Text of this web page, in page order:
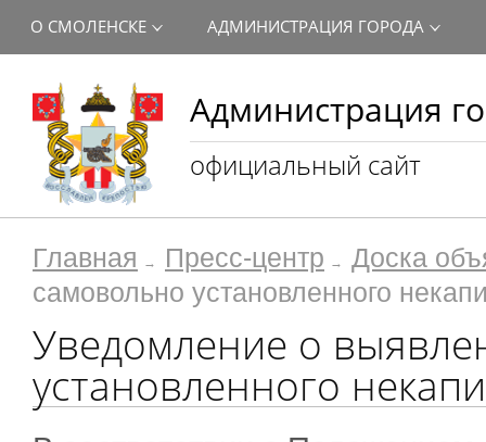
Администрация
официальный сайт
О СМОЛЕНСКЕ АДМИНИСТРАЦИЯ ГОРОДА
Главная Пресс-центр
Доска
самовольно установленного
Уведомление о
установленного